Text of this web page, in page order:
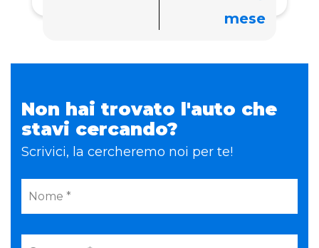
mese
Non hai trovato l'auto che
stavi cercando?
Scrivici, la cercheremo noi per te!